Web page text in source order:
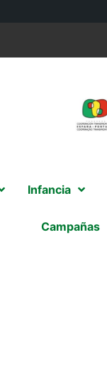
Infancia
Campañas